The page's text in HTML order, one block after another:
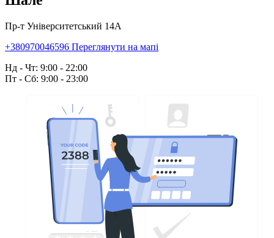
Пр-т Університетський 14А
+380970046596 Переглянути на мапі
Нд - Чт: 9:00 - 22:00
Пт - Сб: 9:00 - 23:00